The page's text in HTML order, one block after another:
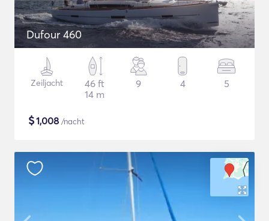
Dufour 460
Zeiljacht
46 ft
14 m
9 4 5
$1,008 /nacht